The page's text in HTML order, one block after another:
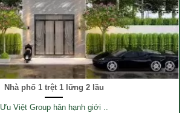
Nhà phố 1 trệt 1 lững 2 lầu
Ưu Việt Group hân hạnh giới ..